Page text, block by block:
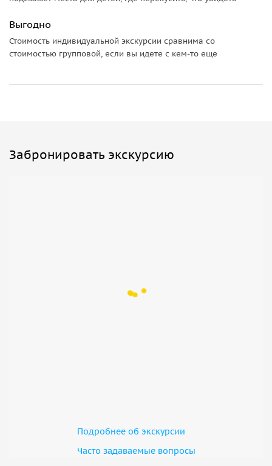
Дополнительная информация:
По вашему желанию длительность экскурсии может
Выгодно
Стоимость индивидуальной экскурсии сравнима со
стоимостью групповой, если вы идете с кем-то еще
Забронировать экскурсию
Подробнее об экскурсии
Часто задаваемые вопросы